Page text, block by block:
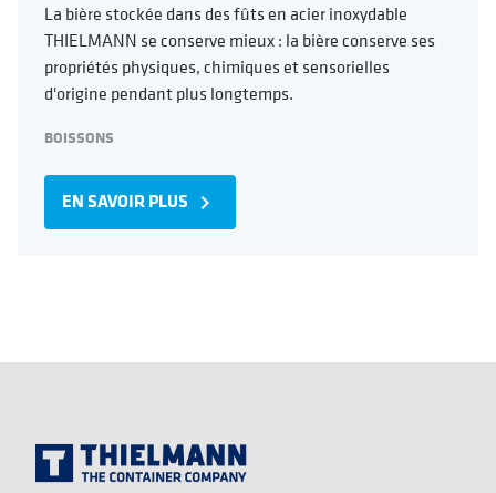
La bière stockée dans des fûts en acier inoxydable
THIELMANN se conserve mieux : la bière conserve ses
propriétés physiques, chimiques et sensorielles
d'origine pendant plus longtemps.
BOISSONS
EN SAVOIR PLUS navigate_next